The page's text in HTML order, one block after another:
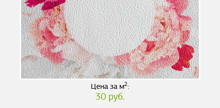
Цена за м2:
30 руб.